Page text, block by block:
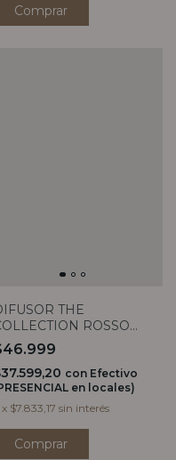
Comprar
THE
ROSSO
con Efectivo
en locales)
x $7.833,17 sin interés